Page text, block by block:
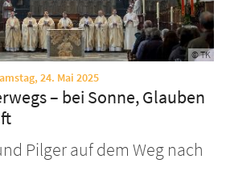
© TK
24. Mai 2025:
– bei Sonne, Glauben
Pilger auf dem Weg nach